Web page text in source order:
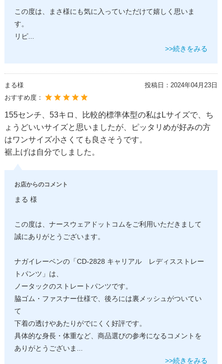
この度は、まさ様にも気に入っていただけて嬉しく思いま
す。
リピ...
>>続きをみる
まる様 投稿日： 2024年04月23日
おすすめ度：
155センチ、53キロ、比較的標準体型の私はLサイズで、ち
ょうどいいサイズと思いましたが、ピッタリめが好みの方
はワンサイズ小さくても良さそうです。
裾上げは自分でしました。
お店からのコメント
まる 様
この度は、ナースウェアドットコムをご利用いただきまして
誠にありがとうございます。
ナガイレーベンの「CD-2828 キャリアル レディスストレー
トパンツ」は、
ノータックのストレートパンツです。
脇ゴム・ファスナー仕様で、後ろには裏メッシュがついてい
て
下着の透けやあたりがでにくく好評です。
具体的な身長・体重など、商品選びの参考になるコメントを
ありがとうございま
>>続きをみる